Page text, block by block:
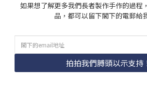
如果想了解更多我們長者製作手作的過程
品，都可以留下閣下的電郵給
拍拍我們膊頭以示支持